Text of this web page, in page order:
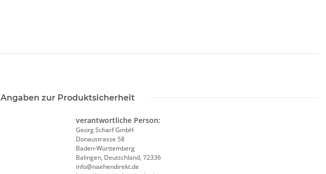
Angaben zur Produktsicherheit
verantwortliche Person:
Georg Scharf GmbH
Donaustrasse 58
Baden-Württemberg
Balingen, Deutschland, 72336
info@naehendirekt.de